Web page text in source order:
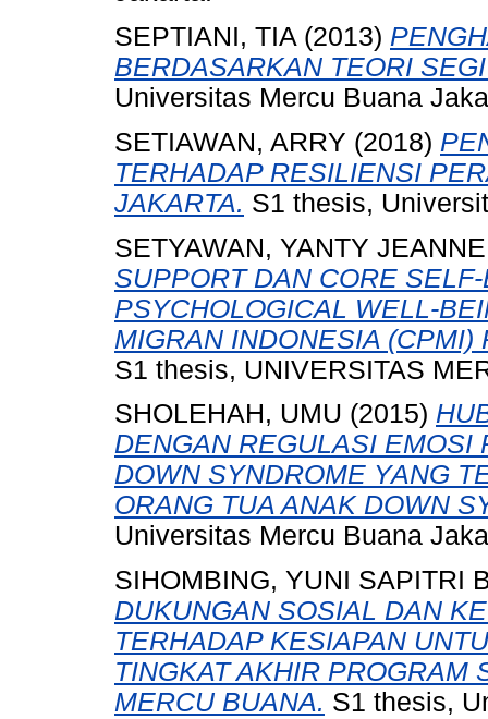
SEPTIANI, TIA (2013)
BERDASARKAN TEORI
Universitas Mercu Buana
SETIAWAN, ARRY (2018)
TERHADAP RESILIENSI
JAKARTA. S1 thesis,
SETYAWAN, YANTY JEANNE
SUPPORT DAN CORE
PSYCHOLOGICAL WELL-
MIGRAN INDONESIA
S1 thesis, UNIVERSITAS
SHOLEHAH, UMU (2015)
DENGAN REGULASI EMOSI
DOWN SYNDROME YANG
ORANG TUA ANAK DOWN
Universitas Mercu Buana
SIHOMBING, YUNI SAPITRI
DUKUNGAN SOSIAL DAN
TERHADAP KESIAPAN
TINGKAT AKHIR PROGRAM
MERCU BUANA. S1 thesis,